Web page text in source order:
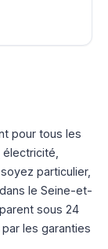
pour tous les
particulier,
le Seine-et-
sous 24
les garanties